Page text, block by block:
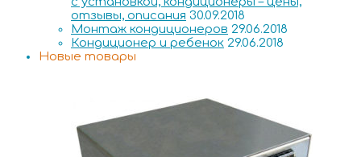
отзывы, описания 30.09.2018
Монтаж кондиционеров 29.06.2018
Кондиционер и ребенок 29.06.2018
Новые товары